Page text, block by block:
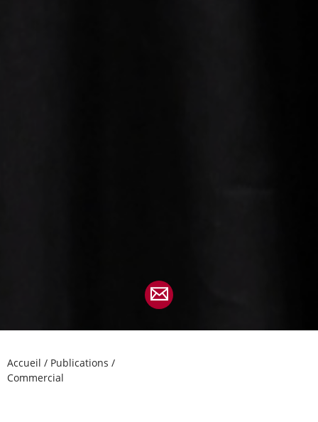
Accueil / Publications /
Commercial